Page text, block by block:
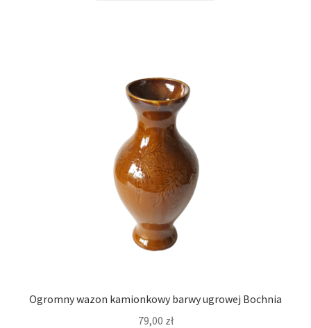
Ogromny wazon kamionkowy barwy ugrowej Bochnia
79,00 zł